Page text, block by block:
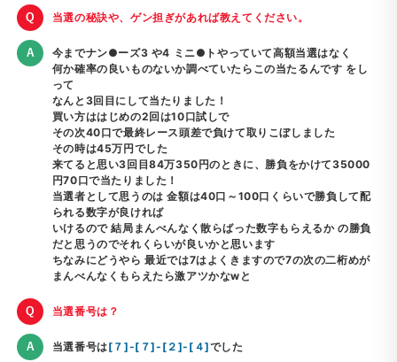
当選の秘訣や、ゲン担ぎがあれば教えてください。
今までナン●ーズ3 や4 ミニ●トやっていて高額当選はなく
何か確率の良いものないか調べていたらこの当たるんです をし
って
なんと3回目にして当たりました！
買い方ははじめの2回は10口試しで
その次40口で最終レース頭差で負けて取りこぼしました
その時は45万円でした
来てると思い3回目84万350円のときに、勝負をかけて35000
円70口で当たりました！
当選者として思うのは 金額は40口～100口くらいで勝負して配
られる数字が良ければ
いけるので 結局まんべんなく散らばった数字もらえるか の勝負
だと思うのでそれくらいが良いかと思います
ちなみにどうやら 最近では7はよくきますので7の次の二桁めが
まんべんなくもらえたら激アツかなwと
当選番号は？
当選番号は[７]-[７]-[２]-[４]でした